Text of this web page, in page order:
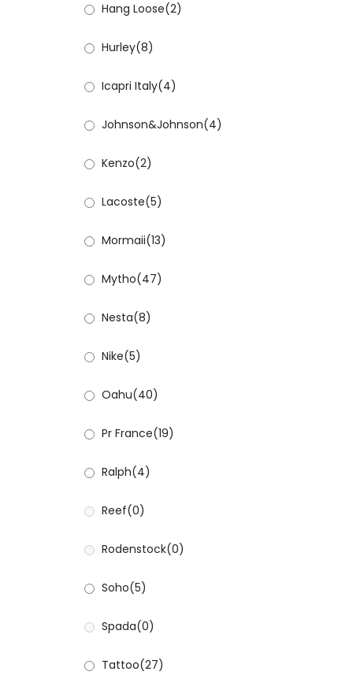
Hang Loose(2)
Hurley(8)
Icapri Italy(4)
Johnson&Johnson(4)
Kenzo(2)
Lacoste(5)
Mormaii(13)
Mytho(47)
Nesta(8)
Nike(5)
Oahu(40)
Pr France(19)
Ralph(4)
Reef(0)
Rodenstock(0)
Soho(5)
Spada(0)
Tattoo(27)